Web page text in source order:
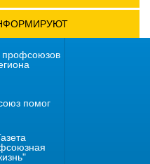
профсоюзов
помог